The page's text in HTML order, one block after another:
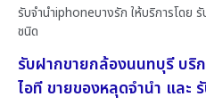
รับจำนำiphoneบางรัก ให้บริการโดย
ชนิด
รับฝากขายกล้องนนทบุรี บริ
ไอที ขายของหลุดจำนำ และ